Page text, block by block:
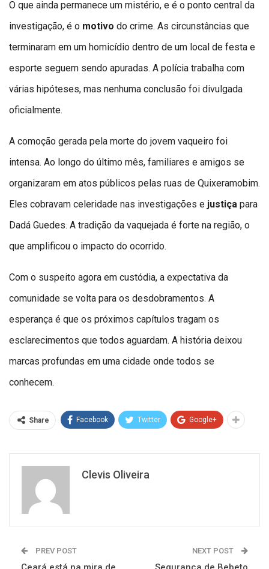
O que ainda permanece um mistério, e é o ponto central da
investigação, é o motivo do crime. As circunstâncias que
terminaram em um homicídio dentro de um local de festa e
esporte seguem sendo apuradas. A polícia trabalha com
várias hipóteses, mas nenhuma conclusão foi divulgada
oficialmente.
A comoção gerada pela morte do jovem vaqueiro foi
intensa. Ao longo do último mês, familiares e amigos se
organizaram em atos públicos pelas ruas de Quixeramobim.
Eles cobravam celeridade nas investigações e justiça para
Dadá Guedes. A tradição da vaquejada é forte na região, o
que amplificou o impacto do ocorrido.
Com o suspeito agora em custódia, a expectativa da
comunidade se volta para os desdobramentos. A
esperança é que os próximos capítulos tragam os
esclarecimentos que todos aguardam. A história deixou
marcas profundas em uma cidade onde todos se
conhecem.
Share Facebook Twitter Google+
Clevis Oliveira
PREV POST NEXT POST